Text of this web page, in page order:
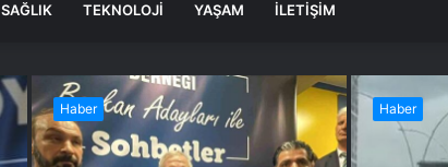
SAĞLIK TEKNOLOJI YAŞAM İLETIŞIM
Haber Haber